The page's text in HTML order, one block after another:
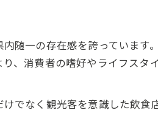
随一の存在感を誇っていま
、消費者の嗜好やライフスタ
でなく観光客を意識した飲食